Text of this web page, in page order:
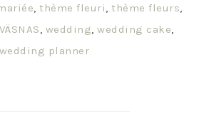
, thème fleuri, thème fleurs,
VÄSNAS, wedding,wedding cake,
wedding planner